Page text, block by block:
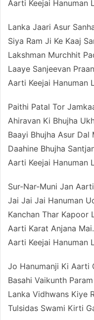
Aarti Keejai Hanuman
Lanka Jaari Asur
Siya Ram Ji Ke Kaaj
Lakshman Murchhit
Laaye Sanjeevan
Aarti Keejai Hanuman
Paithi Patal Tor
Ahiravan Ki Bhujha
Baayi Bhujha Asur Dal
Daahine Bhujha
Aarti Keejai Hanuman
Sur-Nar-Muni Jan
Jai Jai Jai Hanuman
Kanchan Thar Kapoor
Aarti Karat Anjana Mai.
Aarti Keejai Hanuman
Jo Hanumanji Ki Aarti
Basahi Vaikunth
Lanka Vidhwans Kiye
Tulsidas Swami Kirti